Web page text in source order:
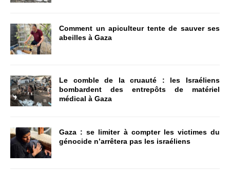
Comment un apiculteur tente de sauver ses
abeilles à Gaza
Le comble de la cruauté : les Israéliens
bombardent des entrepôts de matériel
médical à Gaza
Gaza : se limiter à compter les victimes du
génocide n’arrêtera pas les israéliens